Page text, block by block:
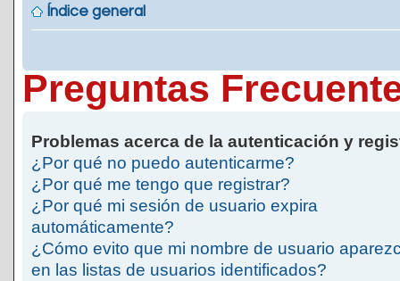
Índice general
Preguntas
Problemas acerca de la autenticación y
¿Por qué no puedo autenticarme?
¿Por qué me tengo que registrar?
¿Por qué mi sesión de usuario expira
automáticamente?
¿Cómo evito que mi nombre de usuario
en las listas de usuarios identificados?